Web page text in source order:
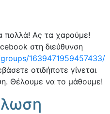
πολλά! Ας τα χαρούμε!
στη διεύθυνση
1639471959457433/
οτιδήποτε γίνεται
Θέλουμε να το μάθουμε!